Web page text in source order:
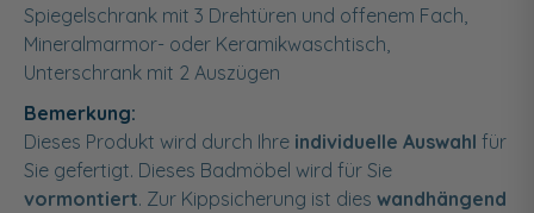
Spiegelschrank mit 3 Drehtüren und offenem Fach,
Mineralmarmor- oder Keramikwaschtisch,
Unterschrank mit 2 Auszügen
Bemerkung:
Dieses Produkt wird durch Ihre individuelle Auswahl für
Sie gefertigt. Dieses Badmöbel wird für Sie
vormontiert. Zur Kippsicherung ist dies wandhängend